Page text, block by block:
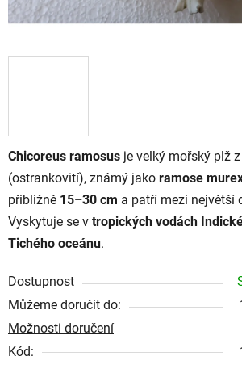
Chicoreus ramosus je velký mořský plž
(ostrankovití), známý jako ramose
přibližně 15–30 cm a patří mezi největší
Vyskytuje se v tropických vodách
Tichého oceánu.
Dostupnost
Můžeme doručit do:
Možnosti doručení
Kód: